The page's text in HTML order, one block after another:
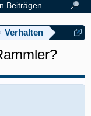
Verhalten
Beiträgen